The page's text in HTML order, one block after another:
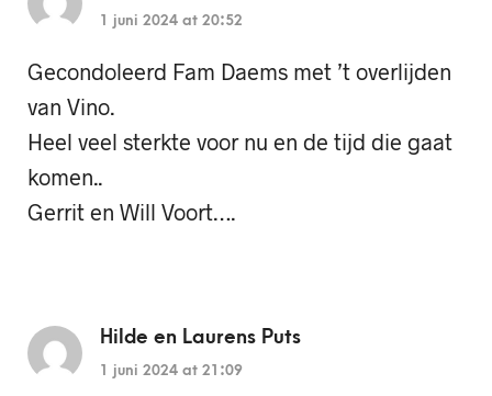
1 juni 2024 at 20:52
Gecondoleerd Fam Daems met ’t overlijden
van Vino.
Heel veel sterkte voor nu en de tijd die gaat
komen..
Gerrit en Will Voort….
Hilde en Laurens Puts
1 juni 2024 at 21:09